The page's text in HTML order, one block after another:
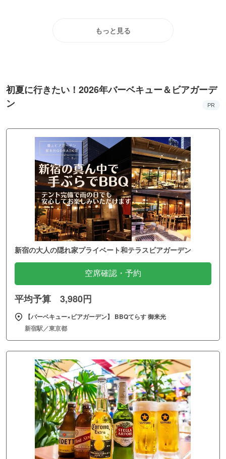
もっと見る
初夏に行きたい！2026年バーベキュー＆ビアガーデ
ン
PR
新宿の大人の隠れ家プライベート和テラスビアガーデン
空席確認・予約
平均予算 3,980円
【バーベキュー×ビアガーデン】 BBQてらす 御来光
新宿駅／東京都